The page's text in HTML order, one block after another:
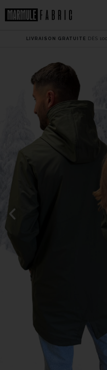
LIVRAISON GRATUITE DÈS